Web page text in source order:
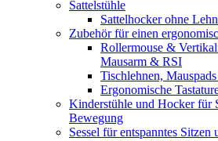
Sattelstühle
Sattelhocker ohne
Zubehör für einen
Rollermouse &
Mausarm & RSI
Tischlehnen,
Ergonomische
Kinderstühle und Hocker für
Bewegung
Sessel für entspanntes Sitzen